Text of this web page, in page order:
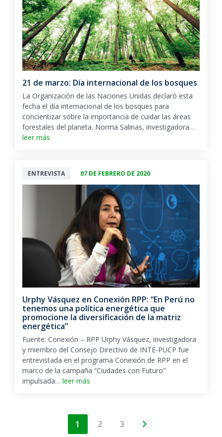
21 de marzo: Día internacional de los bosques
La Organización de las Naciones Unidas declaró esta
fecha el día internacional de los bosques para
concientizar sobre la importancia de cuidar las áreas
forestales del planeta. Norma Salinas, investigadora…
leer más
ENTREVISTA 07 DE FEBRERO DE 2020
Urphy Vásquez en Conexión RPP: “En Perú no
tenemos una política energética que
promocione la diversificación de la matriz
energética”
Fuente: Conexión – RPP Urphy Vásquez, investigadora
y miembro del Consejo Directivo de INTE-PUCP fue
entrevistada en el programa Conexión de RPP en el
marco de la campaña “Ciudades con Futuro”
impulsada… leer más
1 2 3